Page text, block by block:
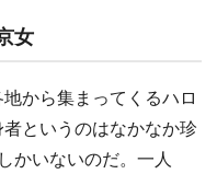
女
から集まってくるハロ
というのはなかなか珍
かいないのだ。一人